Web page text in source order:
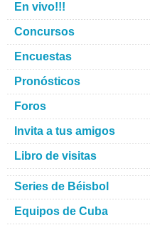
En vivo!!!
Concursos
Encuestas
Pronósticos
Foros
Invita a tus amigos
Libro de visitas
Series de Béisbol
Equipos de Cuba